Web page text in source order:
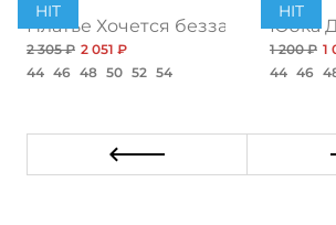
HIT
Платье Хочется беззаботности,
2 305 ₽ 2 051 ₽
44 46 48 50 52 54
HIT
Юбка
1 200 ₽ 1
44 46